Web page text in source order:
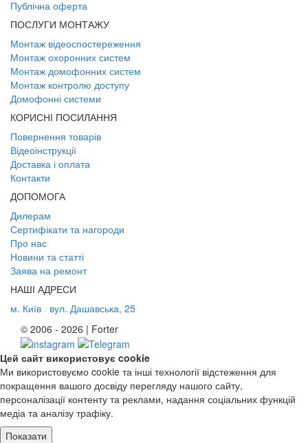
Публічна оферта
ПОСЛУГИ МОНТАЖУ
Монтаж відеоспостереження
Монтаж охоронних систем
Монтаж домофонних систем
Монтаж контролю доступу
Домофонні системи
КОРИСНІ ПОСИЛАННЯ
Повернення товарів
Відеоінструкції
Доставка і оплата
Контакти
ДОПОМОГА
Дилерам
Сертифікати та нагороди
Про нас
Новини та статті
Заява на ремонт
НАШІ АДРЕСИ
м. Київ
вул. Дашавська, 25
© 2006 - 2026 | Forter
Цей сайт використовує cookie
Ми використовуємо cookie та інші технології відстеження для
покращення вашого досвіду перегляду нашого сайту,
персоналізації контенту та реклами, надання соціальних функцій
медіа та аналізу трафіку.
Показати